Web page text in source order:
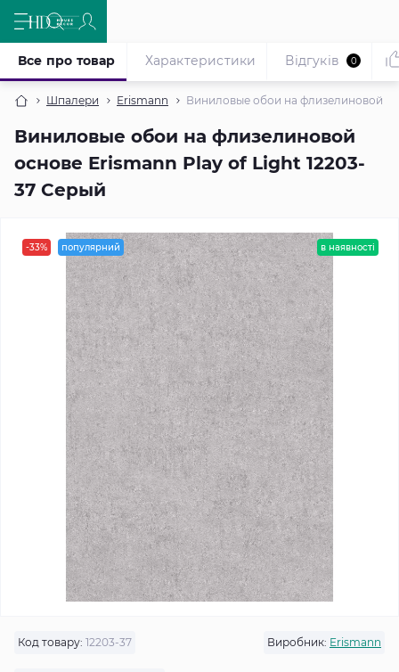
Шпалери Erismann Виниловые обои на флизелиновой
Виниловые обои на флизелиновой
основе Erismann Play of Light 12203-
37 Серый
Все про товар Характеристики Відгуків 0
-33% популярний в наявності
Код товару: 12203-37 Виробник: Erismann